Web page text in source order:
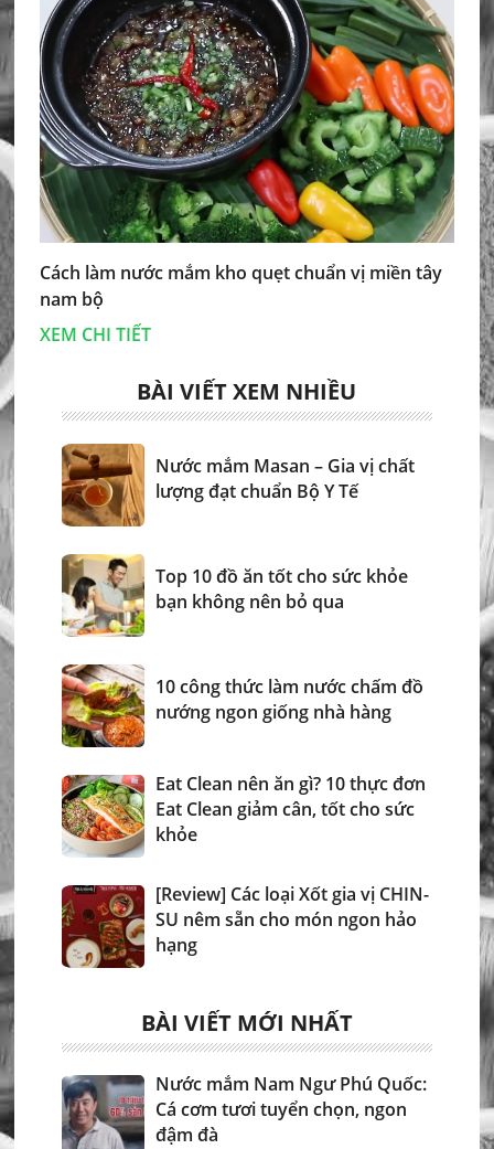
Cách làm nước mắm kho quẹt chuẩn vị miền tây
nam bộ
XEM CHI TIẾT
BÀI VIẾT XEM NHIỀU
Nước mắm Masan – Gia vị chất
lượng đạt chuẩn Bộ Y Tế
Top 10 đồ ăn tốt cho sức khỏe
bạn không nên bỏ qua
10 công thức làm nước chấm đồ
nướng ngon giống nhà hàng
Eat Clean nên ăn gì? 10 thực đơn
Eat Clean giảm cân, tốt cho sức
khỏe
[Review] Các loại Xốt gia vị CHIN-
SU nêm sẵn cho món ngon hảo
hạng
BÀI VIẾT MỚI NHẤT
Nước mắm Nam Ngư Phú Quốc:
Cá cơm tươi tuyển chọn, ngon
đậm đà